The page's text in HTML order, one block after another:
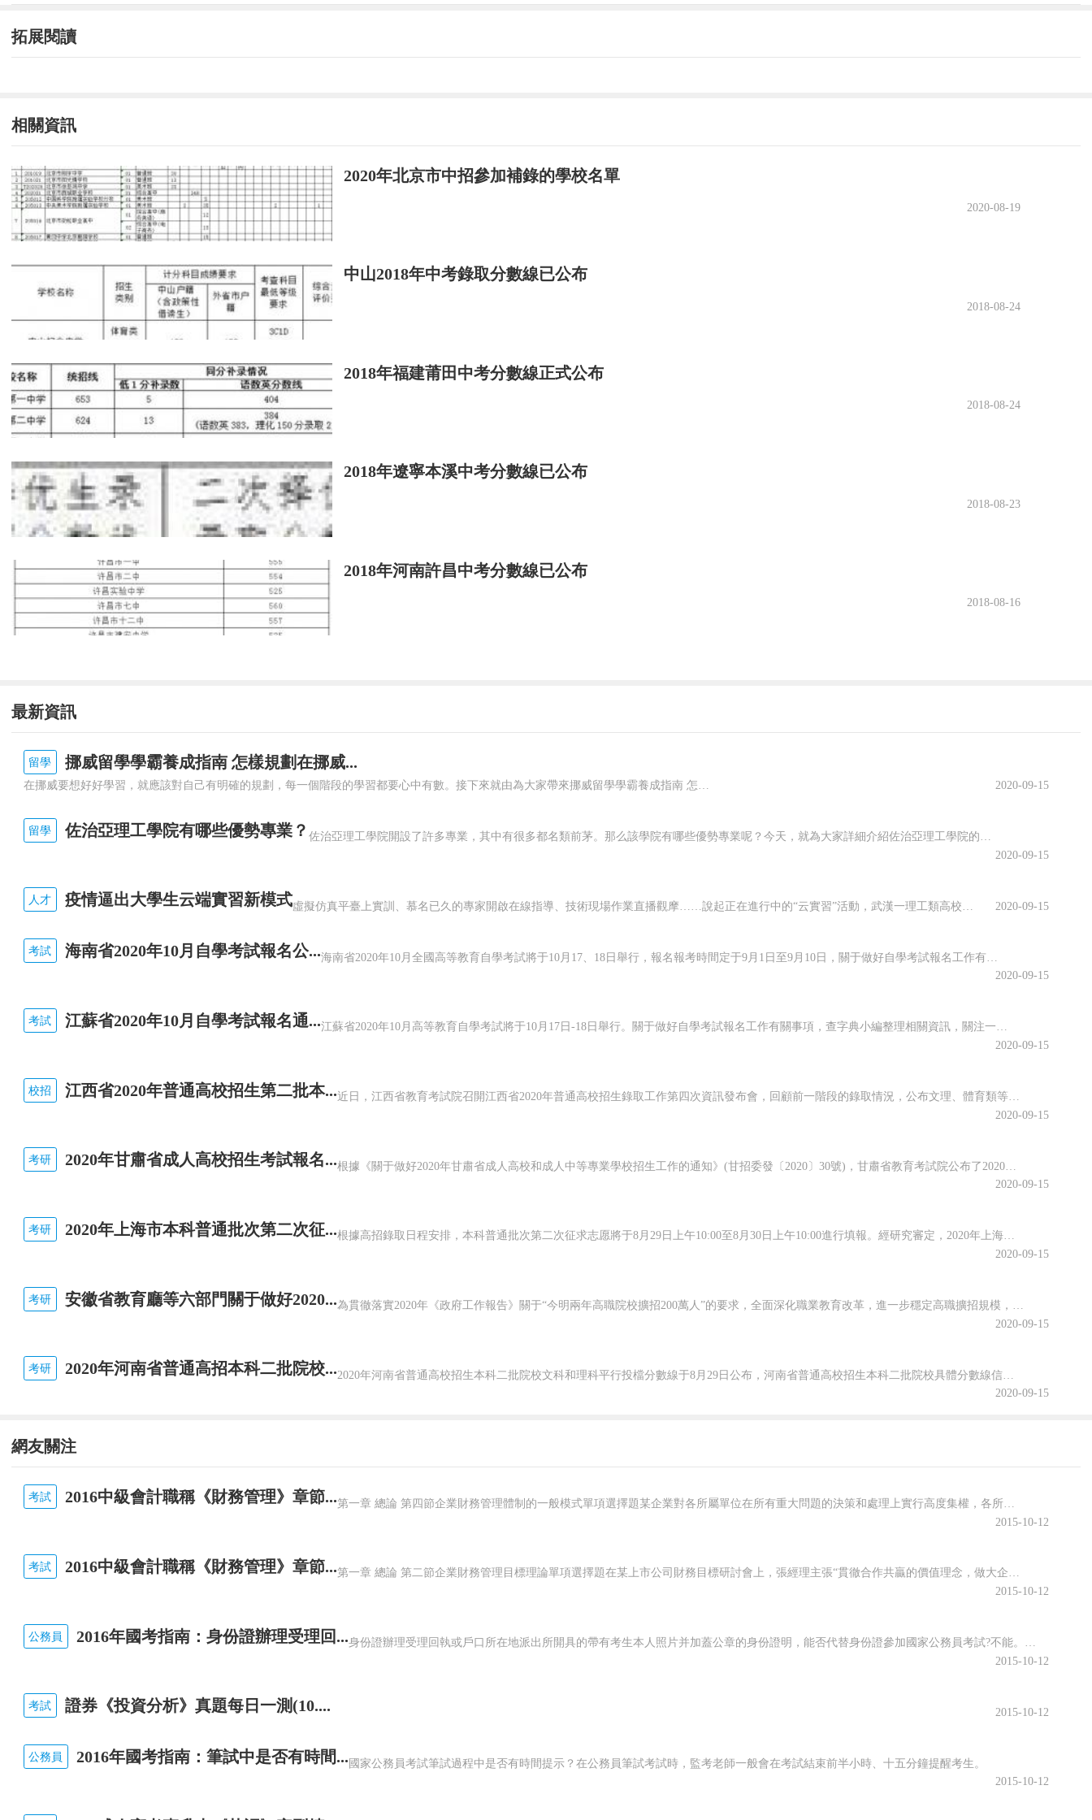
拓展閱讀
相關資訊
2020年北京市中招參加補錄的學校名單
2020-08-19
中山2018年中考錄取分數線已公布
2018-08-24
2018年福建莆田中考分數線正式公布
2018-08-24
2018年遼寧本溪中考分數線已公布
2018-08-23
2018年河南許昌中考分數線已公布
2018-08-16
最新資訊
留學 挪威留學學霸養成指南 怎樣規劃在挪威...
在挪威要想好好學習，就應該對自己有明確的規劃，每一個階段的學習都要心中有數。接下來就由為大家帶來挪威留學學霸養成指南 怎樣規劃在挪威的留學生活？一、了解階段雖然大家在申請的時候，就已經確認了自己要入讀的階段，但是大家對階段培養的目標和授課的模式，還是需要特別關注的，而且一定要有非常深入的了解，才可以... 2020-09-15
留學 佐治亞理工學院有哪些優勢專業？
2020-09-15
人才 疫情逼出大學生云端實習新模式 2020-09-15
考試 海南省2020年10月自學考試報名公...
2020-09-15
考試 江蘇省2020年10月自學考試報名通...
江蘇省2020年10月高等教育自學考試將于10月17日-18日舉行。關于做好自學考試報名工作有關事項，查字典小編整理相關資訊，關注一下~江蘇省2020年10月自學考試報名通告2020年10月自學考試將于10月17日-18日舉行。現就做好報名工作有關事項通告如下：一、報名時間新生注冊和課程報考同步進行...
2020-09-15
校招 江西省2020年普通高校招生第二批本...
近日，江西省教育考試院召開江西省2020年普通高校招生錄取工作第四次資訊發布會，回顧前一階段的錄取情況，公布文理、體育類等第二批本科批次和藝術類普通批本科的投檔情況。查字典小編整理相關資訊，關注一下~江西省2020年普通高校招生第二批本科批次(含藝術類普通批本科)投檔情況發布8月25日上午，省教育考...
2020-09-15
考研 2020年甘肅省成人高校招生考試報名...
根據《關于做好2020年甘肅省成人高校和成人中等專業學校招生工作的通知》(甘招委發〔2020〕30號)，甘肅省教育考試院公布了2020年成人高校招生考試報名時間，詳細成人高考網上報名工作安排通知，跟隨查字典小編一起關注一下~2020年甘肅省成人高校招生考試報名時間確定根據《關于做好2020年甘肅省成...
2020-09-15
考研 2020年上海市本科普通批次第二次征...
根據高招錄取日程安排，本科普通批次第二次征求志愿將于8月29日上午10:00至8月30日上午10:00進行填報。經研究審定，2020年上海市普通高校招生本科普通批次第二次征求志愿降分控制線為385分。查字典小編整理相關資訊，關注一下~本科普通批次第二次征求志愿填報即將開始根據高招錄取日程安排，本科普...
2020-09-15
考研 安徽省教育廳等六部門關于做好2020...
2020-09-15
考研 2020年河南省普通高招本科二批院校...
2020年河南省普通高校招生本科二批院校文科和理科平行投檔分數線于8月29日公布，河南省普通高校招生本科二批院校具體分數線信息，跟隨查字典小編一起關注一下吧~2020年河南省普通高招本科二批院校平行投檔分數線2020年河南省普通高校招生本科二批院校平行投檔分數線(文科)2020年河南省普通高校招生本...
2020-09-15
網友關注
考試 2016中級會計職稱《財務管理》章節...
第一章 總論 第四節企業財務管理體制的一般模式單項選擇題某企業對各所屬單位在所有重大問題的決策和處理上實行高度集權，各所屬單位則對日常經營活動具有較大的自主權，該企業采取的財務管理體制是( )。A.集權型B.分權型C.集權與分權相結合型D.集權和分權相制約型
2015-10-12
考試 2016中級會計職稱《財務管理》章節...
第一章 總論 第二節企業財務管理目標理論單項選擇題在某上市公司財務目標研討會上，張經理主張“貫徹合作共贏的價值理念，做大企業的財富蛋糕”;李經理認為“既然企業的績效按年度考核，財務目標就應當集中體現當年利潤指標”;王經理提出“應將企業長期穩定的發展放在首位，以便創造更多的價值”。趙經理提出“力爭使公...
2015-10-12
公務員 2016年國考指南：身份證辦理受理回...
2015-10-12
考試 證券《投資分析》真題每日一測(10.... 2015-10-12
公務員 2016年國考指南：筆試中是否有時間...國家公務員考試筆試過程中是否有時間提示？在公務員筆試考試時，監考老師一般會在考試結束前半小時、十五分鐘提醒考生。
2015-10-12